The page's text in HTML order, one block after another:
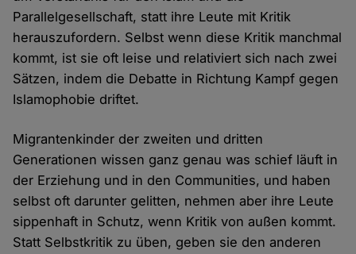
Parallelgesellschaft, statt ihre Leute mit Kritik
herauszufordern. Selbst wenn diese Kritik manchmal
kommt, ist sie oft leise und relativiert sich nach zwei
Sätzen, indem die Debatte in Richtung Kampf gegen
Islamophobie driftet.
Migrantenkinder der zweiten und dritten
Generationen wissen ganz genau was schief läuft in
der Erziehung und in den Communities, und haben
selbst oft darunter gelitten, nehmen aber ihre Leute
sippenhaft in Schutz, wenn Kritik von außen kommt.
Statt Selbstkritik zu üben, geben sie den anderen